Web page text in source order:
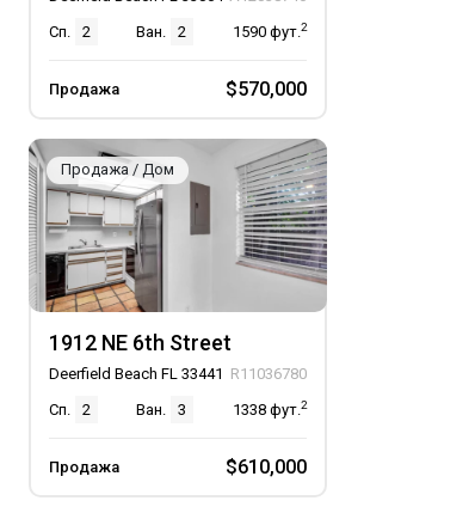
Сп.
2 Ван. 2 1590 фут.2
Продажа $570,000
Продажа / Дом
1912 NE 6th Street
Deerfield Beach FL 33441 R11036780
Сп.
2 Ван. 3 1338 фут.2
Продажа $610,000